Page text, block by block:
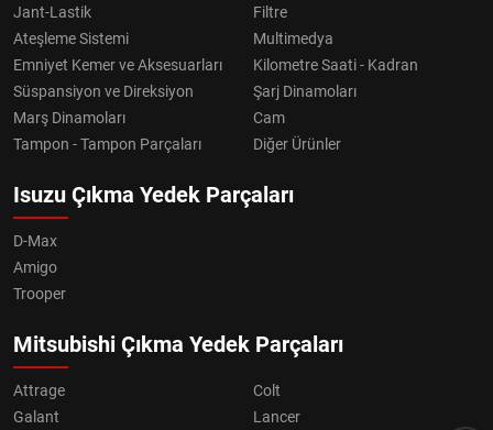
Jant-Lastik
Filtre
Ateşleme Sistemi
Multimedya
Emniyet Kemer ve Aksesuarları
Kilometre Saati - Kadran
Süspansiyon ve Direksiyon
Şarj Dinamoları
Marş Dinamoları
Cam
Tampon - Tampon Parçaları
Diğer Ürünler
Isuzu Çıkma Yedek Parçaları
D-Max
Amigo
Trooper
Mitsubishi Çıkma Yedek Parçaları
Attrage
Colt
Galant
Lancer